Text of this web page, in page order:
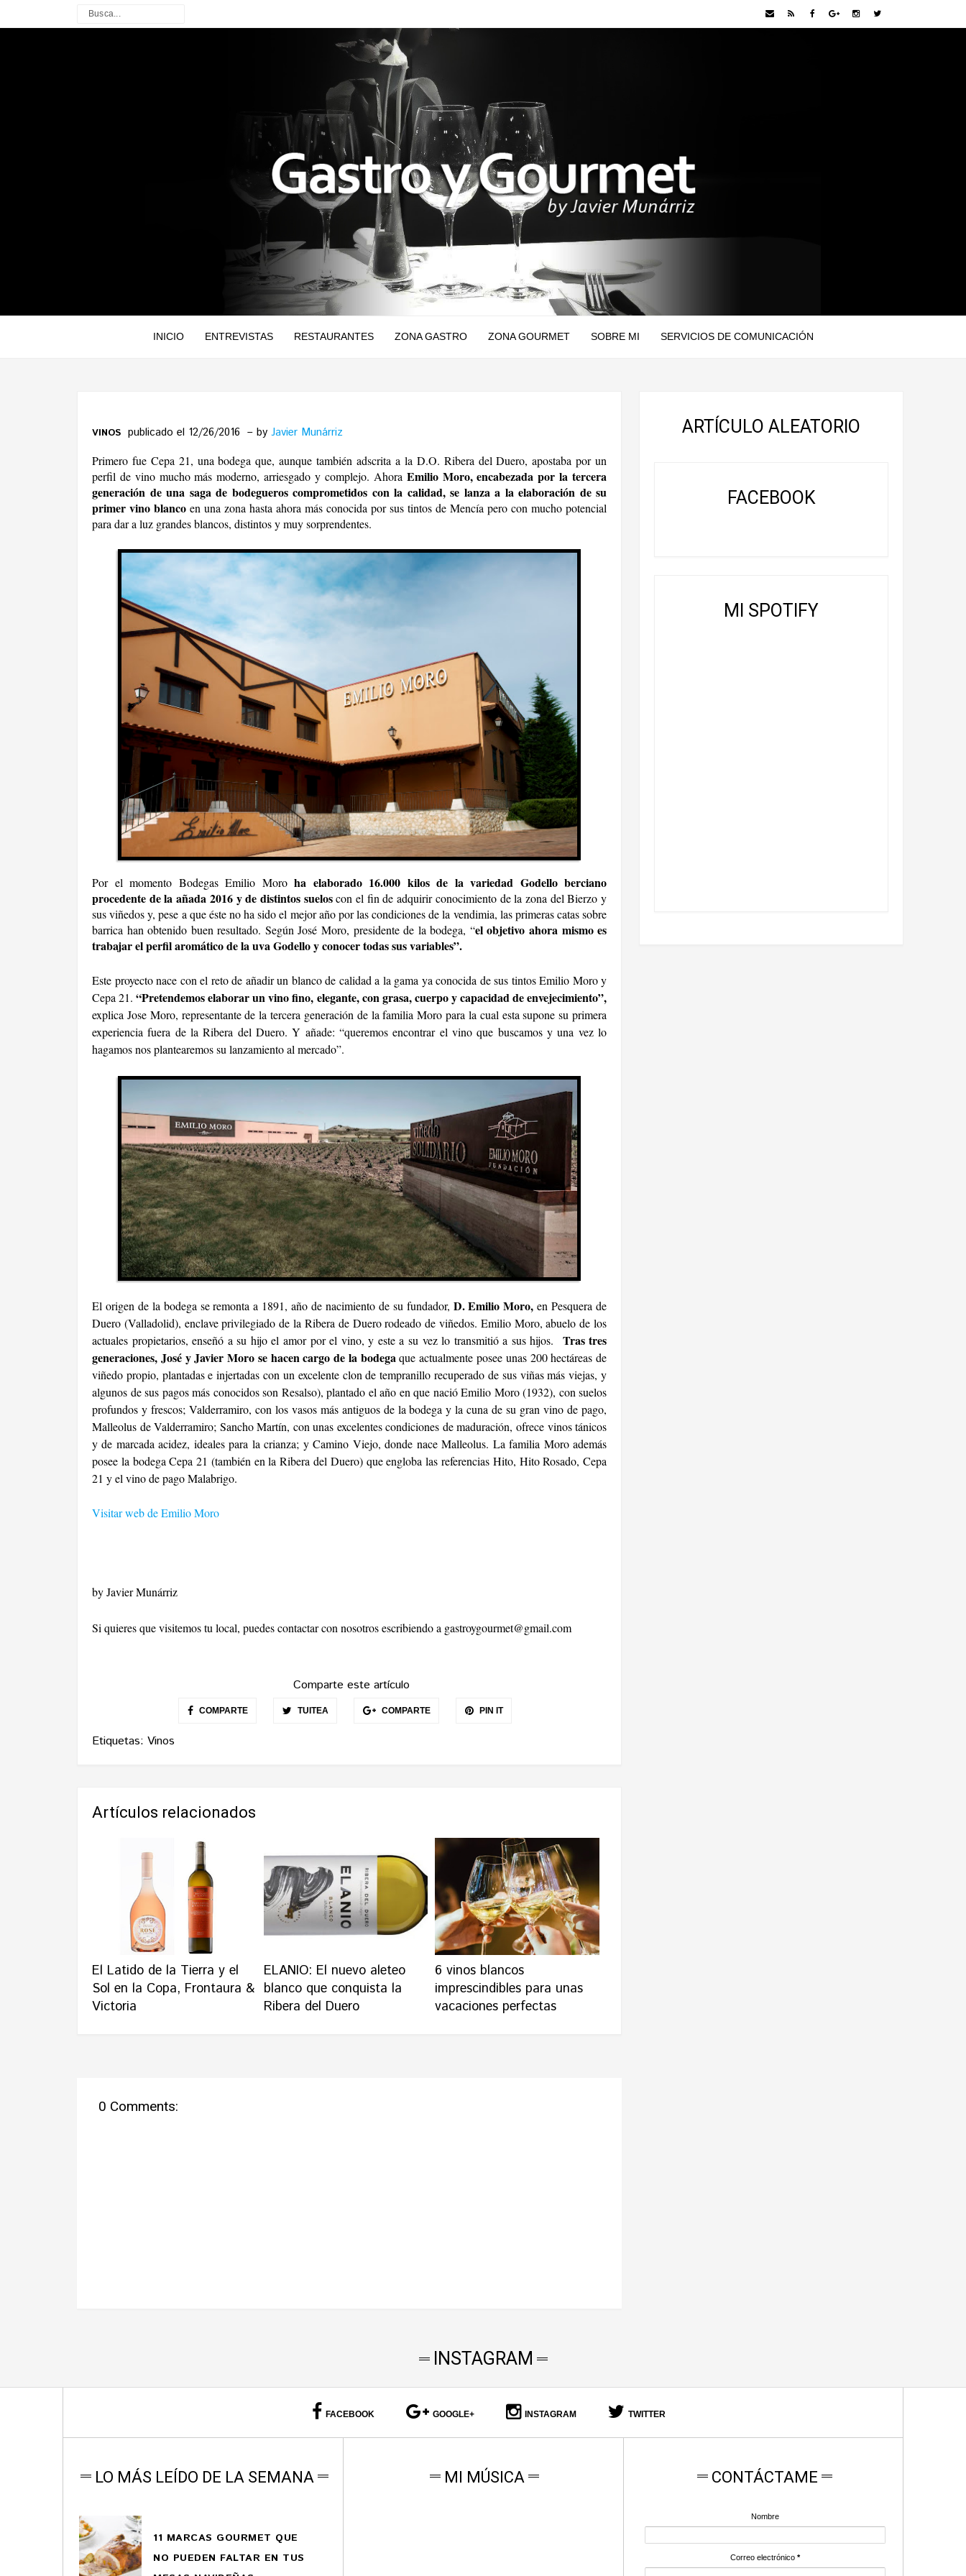
INICIO ENTREVISTAS RESTAURANTES ZONA GASTRO ZONA GOURMET SOBRE MI SERVICIOS DE COMUNICACIÓN
VINOS publicado el 12/26/2016 by Javier Munárriz
Primero fue Cepa 21, una bodega que, aunque también adscrita a la D.O. Ribera del Duero, apostaba por un
perfil de vino mucho más moderno, arriesgado y complejo. Ahora Emilio Moro, encabezada por la tercera
generación de una saga de bodegueros comprometidos con la calidad, se lanza a la elaboración de su
primer vino blancoen una zona hasta ahora más conocida por sus tintos de Mencía pero con mucho potencial
para dar a luz grandes blancos, distintos y muy sorprendentes.
Por el momento Bodegas Emilio Moroha elaborado 16.000 kilos de la variedad Godello berciano
procedente de la añada 2016 y de distintos sueloscon el fin de adquirir conocimiento de la zona del Bierzo y
sus viñedos y, pese a que éste no ha sido el mejor año por las condiciones de la vendimia, las primeras catas sobre
barrica han obtenido buen resultado. SegúnJosé Moro, presidente de la bodega, “el objetivo ahora mismo es
trabajar el perfil aromático de la uva Godello y conocer todas sus variables”.
Este proyecto nace con el reto de añadir un blanco de calidad a la gama ya conocida de sus tintos Emilio Moro y
Cepa 21.“Pretendemos elaborar un vino fino, elegante, con grasa, cuerpo y capacidad de envejecimiento”,
explica Jose Moro, representante de la tercera generación de la familia Moro para la cual esta supone su primera
experiencia fuera de la Ribera del Duero. Y añade: “queremos encontrar el vino que buscamos y una vez lo
hagamos nos plantearemos su lanzamiento al mercado”.
El origen de la bodega se remonta a 1891, año de nacimiento de su fundador, D. Emilio Moro, en Pesquera de
Duero (Valladolid), enclave privilegiado de la Ribera de Duero rodeado de viñedos. Emilio Moro, abuelo de los
actuales propietarios, enseñó a su hijo el amor por el vino, y este a su vez lo transmitió a sus hijos.
Tras tres
generaciones, José y Javier Moro se hacen cargo de la bodega que actualmente posee unas 200 hectáreas de
viñedo propio, plantadas e injertadas con un excelente clon de tempranillo recuperado de sus viñas más viejas, y
algunos de sus pagos más conocidos son Resalso), plantado el año en que nació Emilio Moro (1932), con suelos
profundos y frescos; Valderramiro, con los vasos más antiguos de la bodega y la cuna de su gran vino de pago,
Malleolus de Valderramiro; Sancho Martín, con unas excelentes condiciones de maduración, ofrece vinos tánicos
y de marcada acidez, ideales para la crianza; y Camino Viejo, donde nace Malleolus. La familia Moro además
posee la bodega Cepa 21 (también en la Ribera del Duero) que engloba las referencias Hito, Hito Rosado, Cepa
21 y el vino de pago Malabrigo.
Visitar web de Emilio Moro
by Javier Munárriz
Si quieres que visitemos tu local, puedes contactar con nosotros escribiendo a gastroygourmet@gmail.com
Comparte este artículo
COMPARTE TUITEA COMPARTE PIN IT
Etiquetas: Vinos
Artículos relacionados
El Latido de la Tierra y el
Sol en la Copa, Frontaura &
Victoria
ELANIO: El nuevo aleteo
blanco que conquista la
Ribera del Duero
6 vinos blancos
imprescindibles para unas
vacaciones perfectas
0 Comments:
ARTÍCULO ALEATORIO
FACEBOOK
MI SPOTIFY
INSTAGRAM
FACEBOOK GOOGLE+ INSTAGRAM TWITTER
LO MÁS LEÍDO DE LA SEMANA
11 MARCAS GOURMET QUE
NO PUEDEN FALTAR EN TUS
MI MÚSICA CONTÁCTAME
Nombre
Correo electrónico *